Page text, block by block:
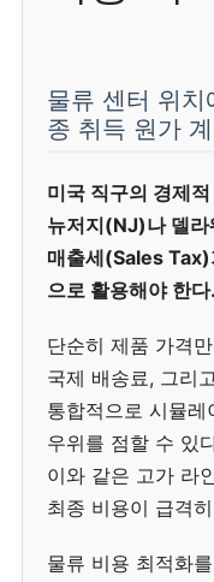
물류 센터 위치
종 취득 원가
미국 직구의 경제
뉴저지(NJ)나 델
매출세(Sales Tax)
으로 활용해야 한다.
단순히 제품 가격
국제 배송료, 그리
통합적으로 시뮬
우위를 점할 수 있
이와 같은 고가 라
최종 비용이 급격
물류 비용 최적화